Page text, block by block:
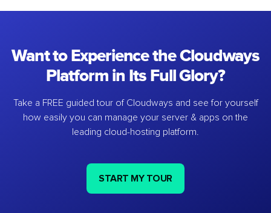
Want to Experience the Cloudways
Platform in Its Full Glory?
Take a FREE guided tour of Cloudways and see for yourself
how easily you can manage your server & apps on the
leading cloud-hosting platform.
START MY TOUR